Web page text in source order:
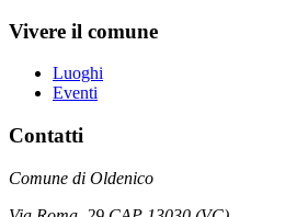
Vivere il comune
Luoghi
Eventi
Contatti
Comune di Oldenico